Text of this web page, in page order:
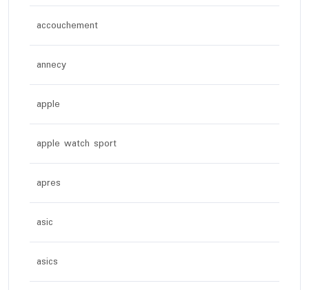
accouchement
annecy
apple
apple watch sport
apres
asic
asics